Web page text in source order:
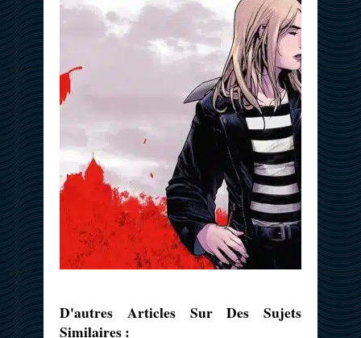
D'autres Articles Sur Des Sujets
Similaires :